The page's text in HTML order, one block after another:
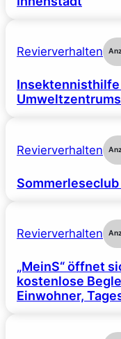
Revierverhalten
Revierverhalten
Revierverhalten
„MeinS“ öffnet
kostenlose
Einwohner,